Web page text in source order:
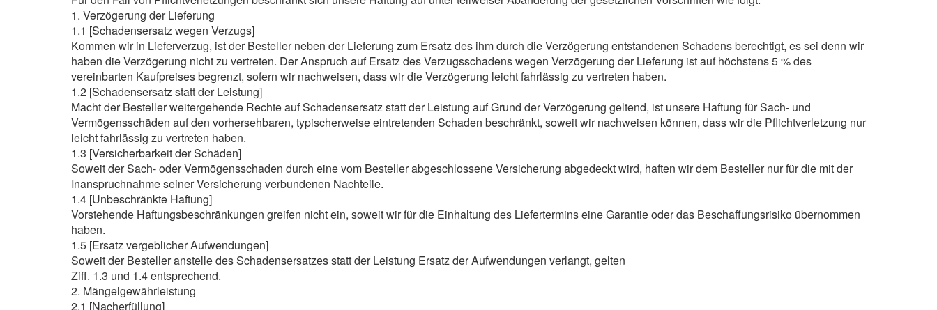
1. Verzögerung der Lieferung
1.1 [Schadensersatz wegen Verzugs]
Kommen wir in Lieferverzug, ist der Besteller neben der Lieferung zum Ersatz des ihm durch die Verzögerung entstandenen Schadens berechtigt, es sei denn wir
haben die Verzögerung nicht zu vertreten. Der Anspruch auf Ersatz des Verzugsschadens wegen Verzögerung der Lieferung ist auf höchstens 5 % des
vereinbarten Kaufpreises begrenzt, sofern wir nachweisen, dass wir die Verzögerung leicht fahrlässig zu vertreten haben.
1.2 [Schadensersatz statt der Leistung]
Macht der Besteller weitergehende Rechte auf Schadensersatz statt der Leistung auf Grund der Verzögerung geltend, ist unsere Haftung für Sach- und
Vermögensschäden auf den vorhersehbaren, typischerweise eintretenden Schaden beschränkt, soweit wir nachweisen können, dass wir die Pflichtverletzung nur
leicht fahrlässig zu vertreten haben.
1.3 [Versicherbarkeit der Schäden]
Soweit der Sach- oder Vermögensschaden durch eine vom Besteller abgeschlossene Versicherung abgedeckt wird, haften wir dem Besteller nur für die mit der
Inanspruchnahme seiner Versicherung verbundenen Nachteile.
1.4 [Unbeschränkte Haftung]
Vorstehende Haftungsbeschränkungen greifen nicht ein, soweit wir für die Einhaltung des Liefertermins eine Garantie oder das Beschaffungsrisiko übernommen
haben.
1.5 [Ersatz vergeblicher Aufwendungen]
Soweit der Besteller anstelle des Schadensersatzes statt der Leistung Ersatz der Aufwendungen verlangt, gelten
Ziff. 1.3 und 1.4 entsprechend.
2. Mängelgewährleistung
2.1 [Nacherfüllung]